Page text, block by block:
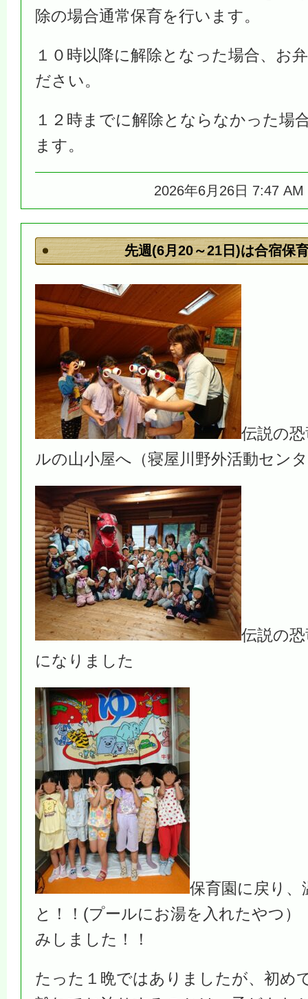
除の場合通常保育を行います。
１０時以降に解除となった場合、お
ださい。
１２時までに解除とならなかった場
ます。
2026年6月26日 7:47
先週(6月20～21日)は合宿保
伝説の
ルの山小屋へ（寝屋川野外活動セン
伝説の
になりました
保育園に戻り
と！！(プールにお湯を入れたやつ
みしました！！
たった１晩ではありましたが、初め